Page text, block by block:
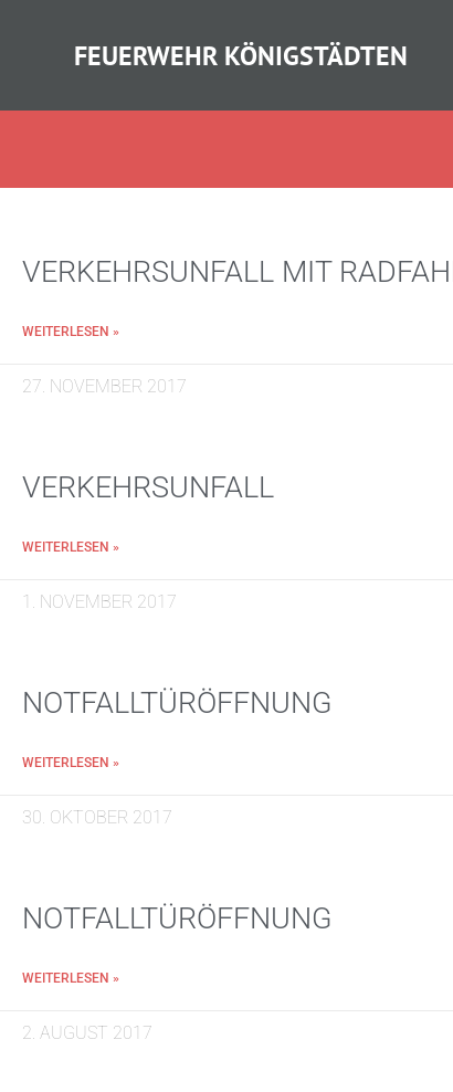
FEUERWEHR KÖNIGSTÄDTEN
VERKEHRSUNFALL MIT
WEITERLESEN »
27. NOVEMBER 2017
VERKEHRSUNFALL
WEITERLESEN »
1. NOVEMBER 2017
NOTFALLTÜRÖFFNUNG
WEITERLESEN »
30. OKTOBER 2017
NOTFALLTÜRÖFFNUNG
WEITERLESEN »
2. AUGUST 2017